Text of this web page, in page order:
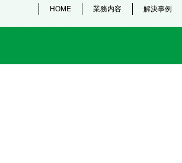
HOME 業務内容 解決事例